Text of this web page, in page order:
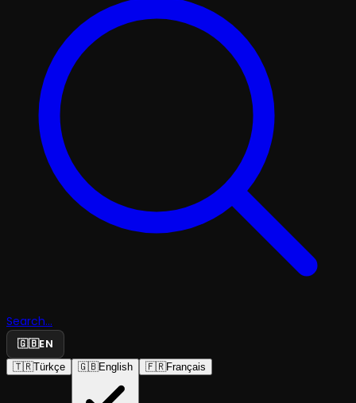
Search...
🇬🇧EN
🇹🇷Türkçe 🇬🇧English 🇫🇷Français